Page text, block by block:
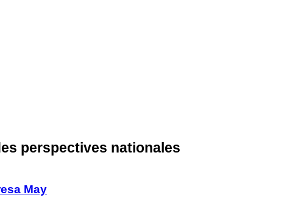
perspectives nationales
May